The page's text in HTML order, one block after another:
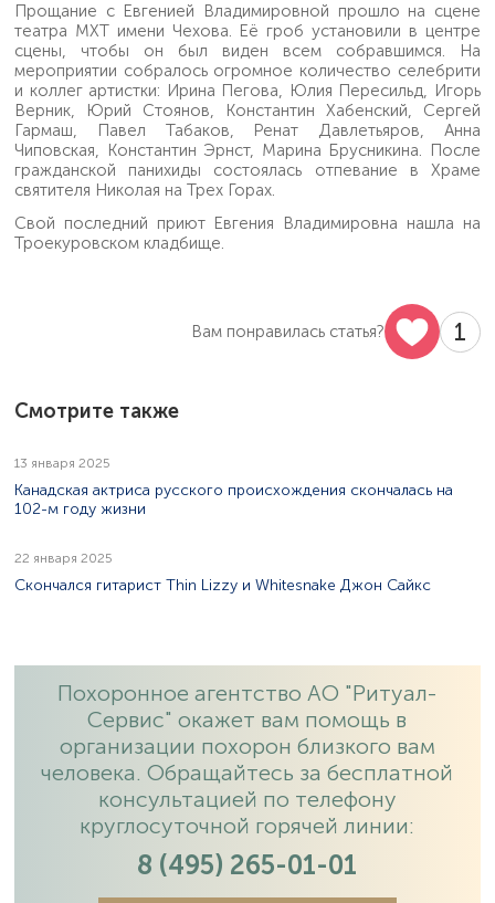
Прощание с Евгенией Владимировной прошло на сцене
театра МХТ имени Чехова. Её гроб установили в центре
сцены, чтобы он был виден всем собравшимся. На
мероприятии собралось огромное количество селебрити
и коллег артистки: Ирина Пегова, Юлия Пересильд, Игорь
Верник, Юрий Стоянов, Константин Хабенский, Сергей
Гармаш, Павел Табаков, Ренат Давлетьяров, Анна
Чиповская, Константин Эрнст, Марина Брусникина. После
гражданской панихиды состоялась отпевание в Храме
святителя Николая на Трех Горах.
Свой последний приют Евгения Владимировна нашла на
Троекуровском кладбище.
Вам понравилась статья? 1
Смотрите также
13 января 2025
Канадская актриса русского происхождения скончалась на
102-м году жизни
22 января 2025
Скончался гитарист Thin Lizzy и Whitesnake Джон Сайкс
Похоронное агентство АО "Ритуал-
Сервис" окажет вам помощь в
организации похорон близкого вам
человека. Обращайтесь за бесплатной
консультацией по телефону
круглосуточной горячей линии:
8 (495) 265-01-01